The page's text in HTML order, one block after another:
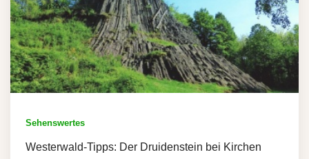
Sehenswertes
Westerwald-Tipps: Der Druidenstein bei Kirchen